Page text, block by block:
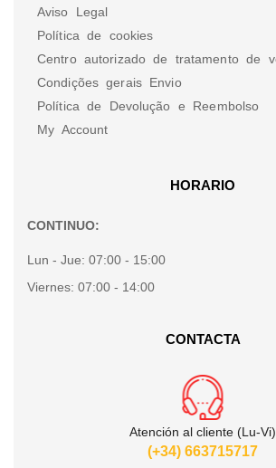
Aviso Legal
Política de cookies
Centro autorizado de tratamento de
Condições gerais Envio
Política de Devolução e Reembolso
My Account
HORARIO
CONTINUO:
Lun - Jue: 07:00 - 15:00
Viernes: 07:00 - 14:00
CONTACTA
Atención al cliente (Lu-Vi)
(+34) 663715717